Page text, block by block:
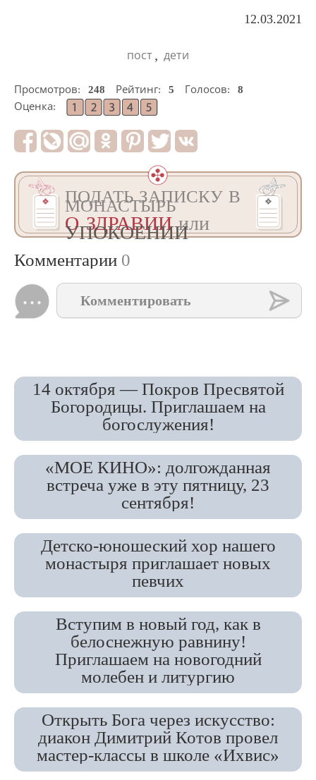
12.03.2021
пост , дети
Просмотров: 248 Рейтинг: 5 Голосов:
8
Оценка:
ПОДАТЬ ЗАПИСКУ В
МОНАСТЫРЬ
О ЗДРАВИИили
УПОКОЕНИИ
Комментарии 0
Комментировать
14 октября — Покров Пресвятой
Богородицы. Приглашаем на
богослужения!
«МОЕ КИНО»: долгожданная
встреча уже в эту пятницу, 23
сентября!
Детско-юношеский хор нашего
монастыря приглашает новых
певчих
Вступим в новый год, как в
белоснежную равнину!
Приглашаем на новогодний
молебен и литургию
Открыть Бога через искусство:
диакон Димитрий Котов провел
мастер-классы в школе «Ихвис»